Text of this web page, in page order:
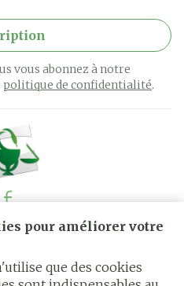
pour améliorer votre
que des cookies
vous abonnez à notre
politique de confidentialité.